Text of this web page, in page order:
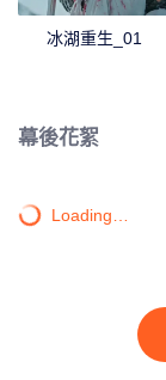
冰湖重生_01
幕後花絮
Loading…